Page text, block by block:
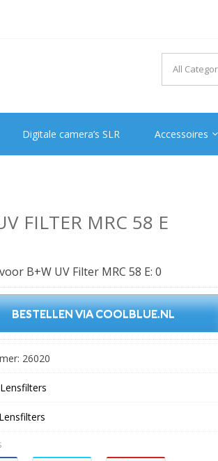
Digitale camera’s SLR Accessoires
FILTER MRC 58 E
B+W UV Filter MRC 58 E: 0
BESTELLEN VIA COOLBLUE.NL
26020
Lensfilters